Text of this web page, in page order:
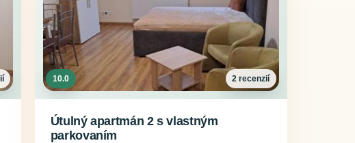
10.0 2 recenzií
Útulný apartmán 2 s vlastným
parkovaním